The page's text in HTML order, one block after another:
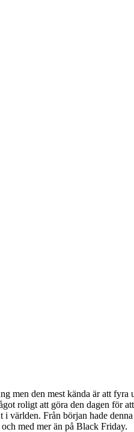
men den mest kända är att
roligt att göra den dagen för
Från början hade
med mer än på Black Friday.